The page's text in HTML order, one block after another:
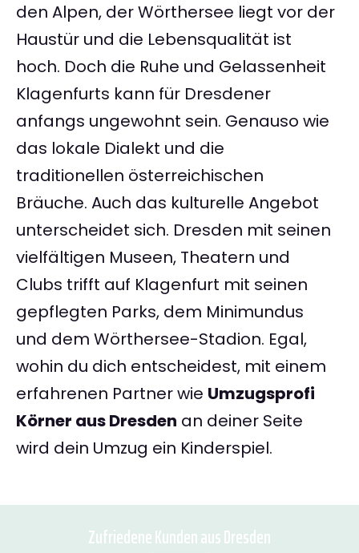
den Alpen, der Wörthersee liegt vor der
Haustür und die Lebensqualität ist
hoch. Doch die Ruhe und Gelassenheit
Klagenfurts kann für Dresdener
anfangs ungewohnt sein. Genauso wie
das lokale Dialekt und die
traditionellen österreichischen
Bräuche. Auch das kulturelle Angebot
unterscheidet sich. Dresden mit seinen
vielfältigen Museen, Theatern und
Clubs trifft auf Klagenfurt mit seinen
gepflegten Parks, dem Minimundus
und dem Wörthersee-Stadion. Egal,
wohin du dich entscheidest, mit einem
erfahrenen Partner wie Umzugsprofi
Körner aus Dresden an deiner Seite
wird dein Umzug ein Kinderspiel.
Zufriedene Kunden aus Dresden